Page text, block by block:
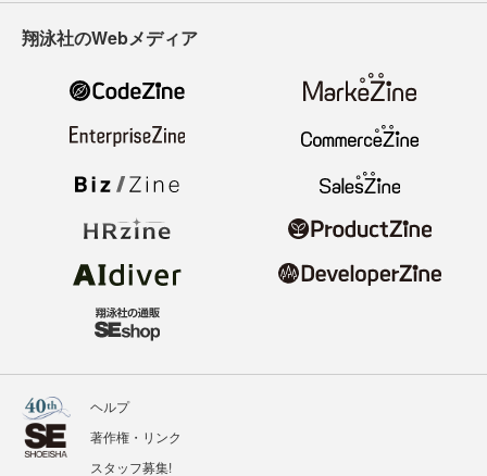
翔泳社のWebメディア
ヘルプ
著作権・リンク
スタッフ募集!